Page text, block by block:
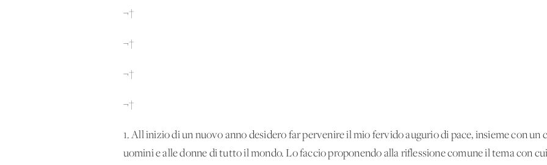
¬†
¬†
¬†
¬†
1. All'inizio di un nuovo anno desidero far pervenire il mio fervido augurio di pace, insieme con un
uomini e alle donne di tutto il mondo. Lo faccio proponendo alla riflessione comune il tema con